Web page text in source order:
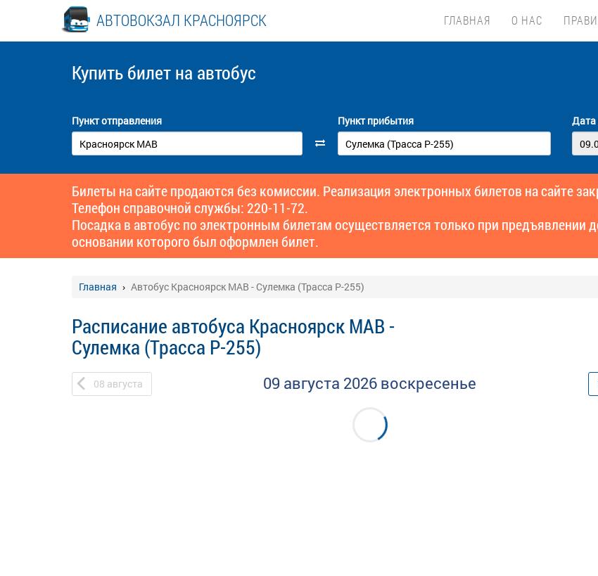
АВТОВОКЗАЛ КРАСНОЯРСК ГЛАВНАЯ О НАС
Купить билет на автобус
Пункт отправления Пункт прибытия Дата
Билеты на сайте продаются без комиссии. Реализация электронных билетов на сайте
Телефон справочной службы: 220-11-72.
Посадка в автобус по электронным билетам осуществляется только при предъявлении
основании которого был оформлен билет.
Главная Автобус Красноярск МАВ - Сулемка (Трасса Р-255)
Расписание автобуса Красноярск МАВ -
Сулемка (Трасса Р-255)
08 августа 09 августа 2026 воскресенье